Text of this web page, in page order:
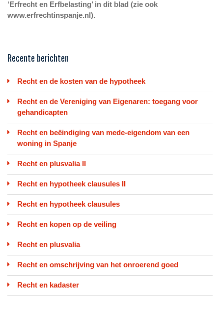
‘Erfrecht en Erfbelasting’ in dit blad (zie ook
www.erfrechtinspanje.nl).
Recente berichten
Recht en de kosten van de hypotheek
Recht en de Vereniging van Eigenaren: toegang voor
gehandicapten
Recht en beëindiging van mede-eigendom van een
woning in Spanje
Recht en plusvalia II
Recht en hypotheek clausules II
Recht en hypotheek clausules
Recht en kopen op de veiling
Recht en plusvalia
Recht en omschrijving van het onroerend goed
Recht en kadaster